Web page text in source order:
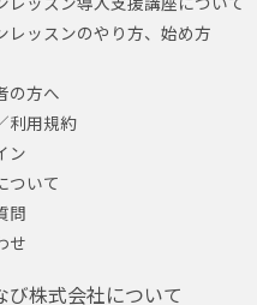
レッスンのやり方、始め方
の方へ
利用規約
ン
ついて
問
せ
び株式会社について